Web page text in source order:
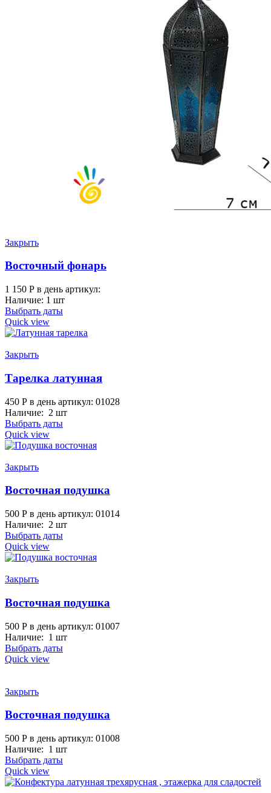
Закрыть
Восточный фонарь
1 150 Р в день артикул:
Наличие: 1 шт
Выбрать даты
Quick view
Закрыть
Тарелка латунная
450 Р в день артикул: 01028
Наличие: 2 шт
Выбрать даты
Quick view
Закрыть
Восточная подушка
500 Р в день артикул: 01014
Наличие: 2 шт
Выбрать даты
Quick view
Закрыть
Восточная подушка
500 Р в день артикул: 01007
Наличие: 1 шт
Выбрать даты
Quick view
Закрыть
Восточная подушка
500 Р в день артикул: 01008
Наличие: 1 шт
Выбрать даты
Quick view